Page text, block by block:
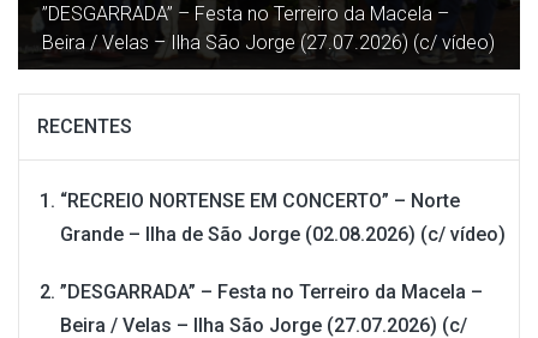
”DESGARRADA” – Festa no Terreiro da Macela –
Beira / Velas – Ilha São Jorge (27.07.2026) (c/ vídeo)
RECENTES
“RECREIO NORTENSE EM CONCERTO” – Norte
Grande – Ilha de São Jorge (02.08.2026) (c/ vídeo)
”DESGARRADA” – Festa no Terreiro da Macela –
Beira / Velas – Ilha São Jorge (27.07.2026) (c/